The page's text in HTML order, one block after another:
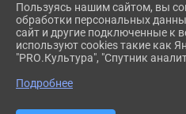
2026 Г. ETKUL-KULTURA.RU
ВХОД
КАРТА САЙТА
ПОЛИТИКА ОБРАБОТКИ
СДЕЛАНО НА KUBCMS
Пользуясь нашим сайтом, вы
обработки персональных
сайт и другие подключенные к
используют cookies такие как
"PRO.Культура", "Спутник
Подробнее